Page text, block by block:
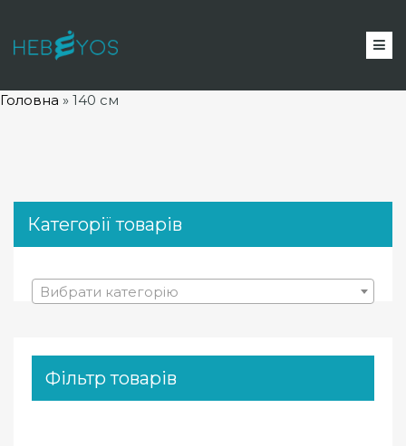
Головна » 140 см
Категорії товарів
Вибрати категорію
Фільтр товарів